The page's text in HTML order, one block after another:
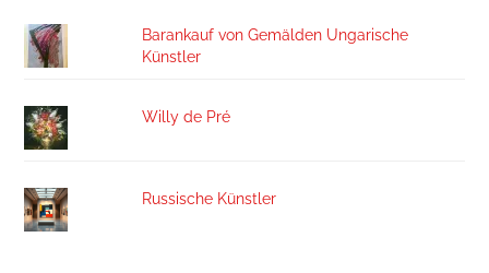
Barankauf von Gemälden Ungarische
Künstler
Willy de Pré
Russische Künstler